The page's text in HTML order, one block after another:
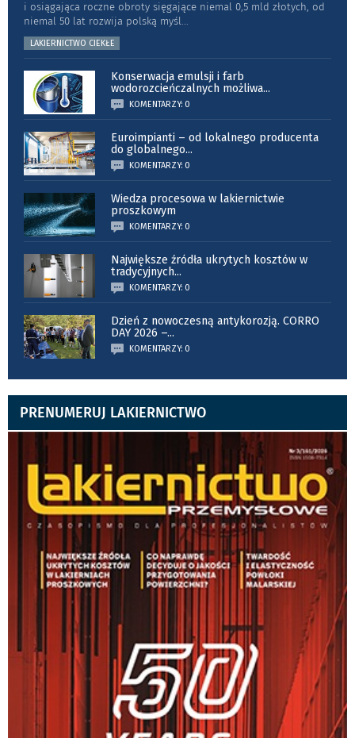
i osiągająca roczne obroty sięgające niemal 0,5 mld złotych, od
niemal 50 lat rozwija polską myśl...
LAKIERNICTWO CIEKŁE
Konserwacja emulsji i farb
wodorozcieńczalnych możliwa...
KOMENTARZY: 0
Euroimpianti – od lokalnego producenta
do globalnego...
KOMENTARZY: 0
Wiedza procesowa w lakiernictwie
proszkowym
KOMENTARZY: 0
Największe źródła ukrytych kosztów w
tradycyjnych...
KOMENTARZY: 0
Dzień z nowoczesną antykorozją. CORRO
DAY 2026 –...
KOMENTARZY: 0
PRENUMERUJ LAKIERNICTWO